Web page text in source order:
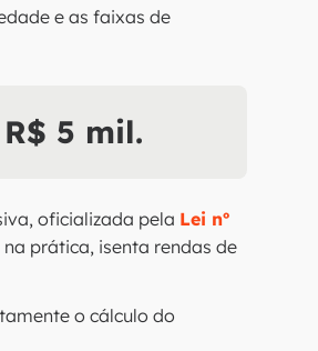
e as faixas de
5 mil.
oficializada pela Lei nº
prática, isenta rendas de
o cálculo do